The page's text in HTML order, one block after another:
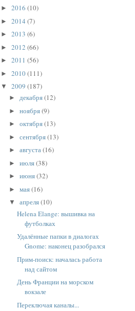
► 2016 (10)
► 2014 (7)
► 2013 (6)
► 2012 (66)
► 2011 (56)
► 2010(111)
▼ 2009 (187)
► декабря(12)
► ноября(9)
► октября(13)
► сентября(13)
► августа(16)
► июля(38)
► июня(32)
► мая(16)
▼ апреля(10)
Helena Elange: вышивка на
футболках
Удалённые папки в диалогах
Gnome: наконец разобрался
Прим-поиск: началась работа
над сайтом
День Франции на морском
вокзале
Переключая каналы...